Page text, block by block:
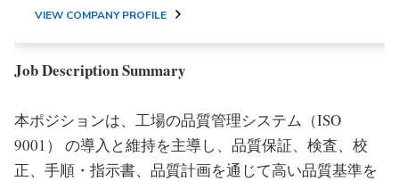
VIEW COMPANY PROFILE
Job Description Summary
本ポジションは、工場の品質管理システム（ISO
9001） の導入と維持を主導し、品質保証、検査、校
正、手順・指示書、品質計画を通じて高い品質基準を